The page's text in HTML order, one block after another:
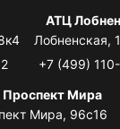
АТЦ
Лобненская,
+7 (499)
Мира
Мира, 96с16